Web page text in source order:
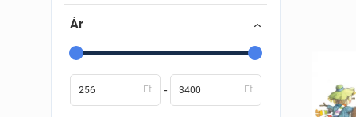
Ár
Ft - Ft